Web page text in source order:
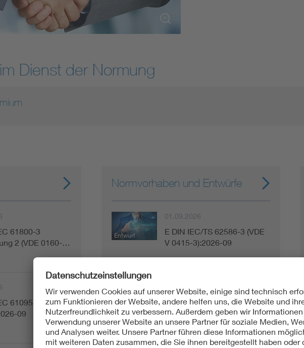
Dienst der Normung
61800-3
2 (VDE 0160-…
61095 (VDE
09
Normvorhaben und Entwürfe
Entwurf
01.09.2026
E DIN IEC/TS 62586-3 (VDE
V 0415-3):2026-09
Entwurf
01.06.2026
E DIN EN IEC 80601-2-30
(VDE 0750-2-30):2026-06